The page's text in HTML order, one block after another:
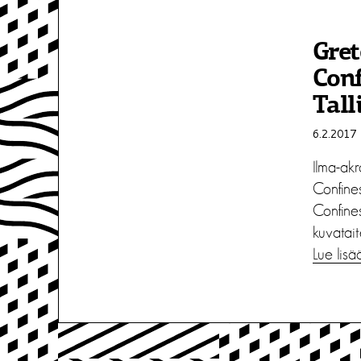
6.2.2017
Ilma-
Lue